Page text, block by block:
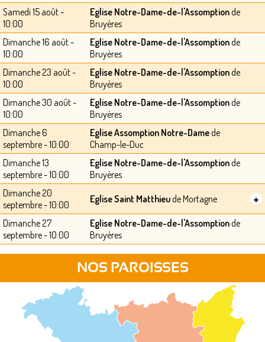
Samedi 15 août -
10:00
Eglise Notre-Dame-de-l'Assomptionde
Bruyères
Dimanche 16 août -
10:00
Eglise Notre-Dame-de-l'Assomptionde
Bruyères
Dimanche 23 août -
10:00
Eglise Notre-Dame-de-l'Assomptionde
Bruyères
Dimanche 30 août -
10:00
Eglise Notre-Dame-de-l'Assomptionde
Bruyères
Dimanche 6
septembre - 10:00
Eglise Assomption Notre-Damede
Champ-le-Duc
Dimanche 13
septembre - 10:00
Eglise Notre-Dame-de-l'Assomptionde
Bruyères
Dimanche 20
septembre - 10:00
Eglise Saint Matthieude Mortagne +
Dimanche 27
septembre - 10:00
Eglise Notre-Dame-de-l'Assomptionde
Bruyères
NOS PAROISSES